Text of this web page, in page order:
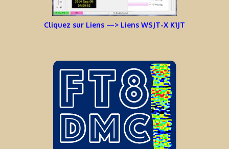
Cliquez sur Liens —> Liens WSJT-X K1JT